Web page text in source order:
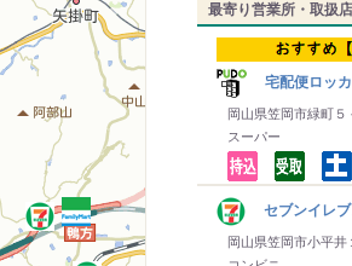
最寄り営業所・取扱
宅配便ロッ
岡山県笠岡市緑町５
スーパー
セブンイレ
岡山県笠岡市小平井